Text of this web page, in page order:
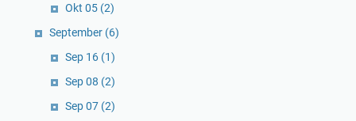
Okt 05 (2)
September (6)
Sep 16 (1)
Sep 08 (2)
Sep 07 (2)